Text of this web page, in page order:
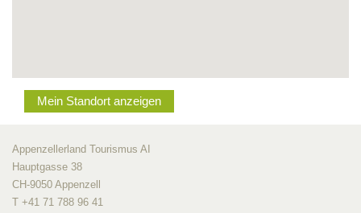
Mein Standort anzeigen
Appenzellerland Tourismus AI
Hauptgasse 38
CH-9050 Appenzell
T +41 71 788 96 41